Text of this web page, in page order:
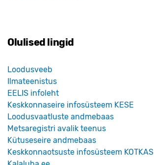
Olulised lingid
Loodusveeb
Ilmateenistus
EELIS infoleht
Keskkonnaseire infosüsteem KESE
Loodusvaatluste andmebaas
Metsaregistri avalik teenus
Kütuseseire andmebaas
Keskkonnaotsuste infosüsteem KOTKAS